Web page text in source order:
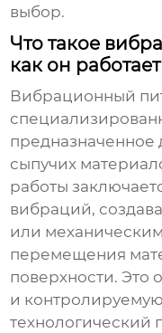
выбор.
Что такое
как он работает
Вибрационный
предназначенное
сыпучих
работы
вибраций,
или
перемещения
поверхности. Это
и
технологический